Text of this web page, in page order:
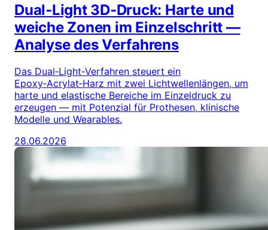
Dual‑Light 3D‑Druck: Harte und
weiche Zonen im Einzelschritt —
Analyse des Verfahrens
Das Dual‑Light‑Verfahren steuert ein
Epoxy‑Acrylat‑Harz mit zwei Lichtwellenlängen, um
harte und elastische Bereiche im Einzeldruck zu
erzeugen — mit Potenzial für Prothesen, klinische
Modelle und Wearables.
28.06.2026